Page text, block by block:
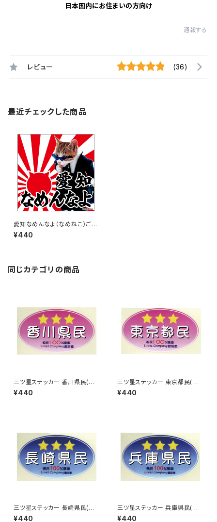
日本国内にお住まいの方向け
通報する
レビュー (36)
最近チェックした商品
愛知なめんなよ（なめねこ）ご当
地ステッカー A-18
¥440
同じカテゴリの商品
三ツ星ステッカー 香川県民(ピ
ンク)
¥440
三ツ星ステッカー 東京都民(ピ
ンク)
¥440
三ツ星ステッカー 長崎県民(ブ
ルー)
¥440
三ツ星ステッカー 兵庫県民(ブ
ルー)
¥440